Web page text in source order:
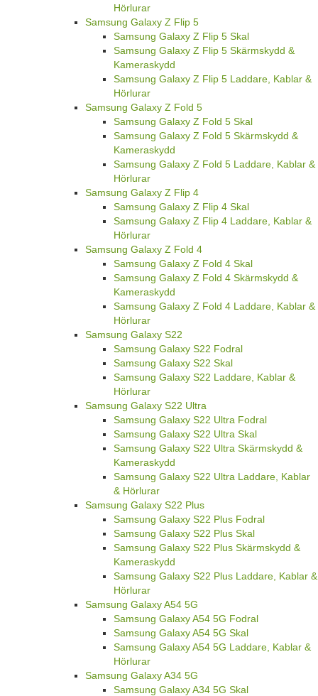
Hörlurar
Samsung Galaxy Z Flip 5
Samsung Galaxy Z Flip 5 Skal
Samsung Galaxy Z Flip 5 Skärmskydd &
Kameraskydd
Samsung Galaxy Z Flip 5 Laddare, Kablar &
Hörlurar
Samsung Galaxy Z Fold 5
Samsung Galaxy Z Fold 5 Skal
Samsung Galaxy Z Fold 5 Skärmskydd &
Kameraskydd
Samsung Galaxy Z Fold 5 Laddare, Kablar &
Hörlurar
Samsung Galaxy Z Flip 4
Samsung Galaxy Z Flip 4 Skal
Samsung Galaxy Z Flip 4 Laddare, Kablar &
Hörlurar
Samsung Galaxy Z Fold 4
Samsung Galaxy Z Fold 4 Skal
Samsung Galaxy Z Fold 4 Skärmskydd &
Kameraskydd
Samsung Galaxy Z Fold 4 Laddare, Kablar &
Hörlurar
Samsung Galaxy S22
Samsung Galaxy S22 Fodral
Samsung Galaxy S22 Skal
Samsung Galaxy S22 Laddare, Kablar &
Hörlurar
Samsung Galaxy S22 Ultra
Samsung Galaxy S22 Ultra Fodral
Samsung Galaxy S22 Ultra Skal
Samsung Galaxy S22 Ultra Skärmskydd &
Kameraskydd
Samsung Galaxy S22 Ultra Laddare, Kablar
& Hörlurar
Samsung Galaxy S22 Plus
Samsung Galaxy S22 Plus Fodral
Samsung Galaxy S22 Plus Skal
Samsung Galaxy S22 Plus Skärmskydd &
Kameraskydd
Samsung Galaxy S22 Plus Laddare, Kablar &
Hörlurar
Samsung Galaxy A54 5G
Samsung Galaxy A54 5G Fodral
Samsung Galaxy A54 5G Skal
Samsung Galaxy A54 5G Laddare, Kablar &
Hörlurar
Samsung Galaxy A34 5G
Samsung Galaxy A34 5G Skal